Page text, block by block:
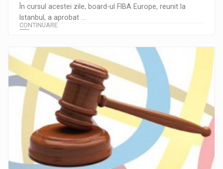
În cursul acestei zile, board-ul FIBA Europe, reunit la
Istanbul, a aprobat ...
CONTINUARE